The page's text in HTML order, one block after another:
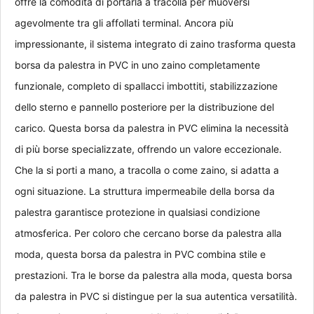
agevolmente tra gli affollati terminal. Ancora più
impressionante, il sistema integrato di zaino trasforma questa
borsa da palestra in PVC in uno zaino completamente
funzionale, completo di spallacci imbottiti, stabilizzazione
dello sterno e pannello posteriore per la distribuzione del
carico. Questa borsa da palestra in PVC elimina la necessità
di più borse specializzate, offrendo un valore eccezionale.
Che la si porti a mano, a tracolla o come zaino, si adatta a
ogni situazione. La struttura impermeabile della borsa da
palestra garantisce protezione in qualsiasi condizione
atmosferica. Per coloro che cercano borse da palestra alla
moda, questa borsa da palestra in PVC combina stile e
prestazioni. Tra le borse da palestra alla moda, questa borsa
da palestra in PVC si distingue per la sua autentica versatilità.